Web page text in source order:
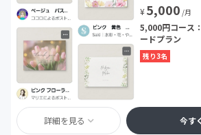
¥5,000 /月
5,000円コース
ードプラン
残り3名
詳細を見る 今す